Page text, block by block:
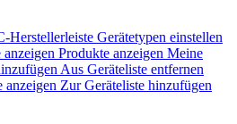
Herstellerleiste Gerätetypen einstellen
anzeigen Produkte anzeigen Meine
Aus Geräteliste entfernen
anzeigen Zur Geräteliste hinzufügen